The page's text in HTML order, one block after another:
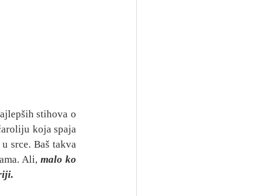
stihova o
koja spaja
srce. Baš takva
Ali, malo ko